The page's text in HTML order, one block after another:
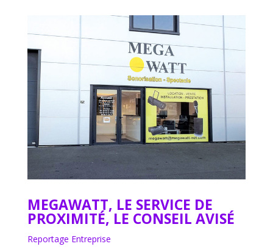
MEGAWATT, LE SERVICE DE
PROXIMITÉ, LE CONSEIL AVISÉ
Reportage Entreprise